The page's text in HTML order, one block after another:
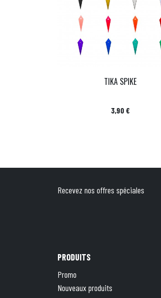
TIKA SPIKE
Prix
3,90 €
Recevez nos offres spéciales
PRODUITS
Promo
Nouveaux produits